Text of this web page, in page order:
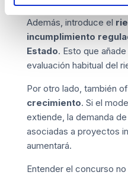
Además, introduce el
incumplimiento
Estado. Esto que
evaluación habitual del
Por otro lado, también
crecimiento. Si el
extiende, la demanda
asociadas a proyectos
aumentará.
Entender el concurso